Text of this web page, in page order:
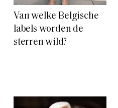
Van welke Belgische
labels worden de
sterren wild?